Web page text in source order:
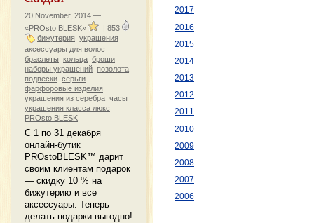
20 November, 2014 —
«PROsto BLESK»
| 853
бижутерия украшения
аксессуары для волос
браслеты кольца броши
наборы украшений позолота
подвески серьги
фарфоровые изделия
украшения из серебра часы
украшения класса люкс
PROsto BLESK
С 1 по 31 декабря
онлайн-бутик
PROstoBLESK™ дарит
своим клиентам подарок
— скидку 10 % на
бижутерию и все
аксессуары. Теперь
делать подарки выгодно!
2017
2016
2015
2014
2013
2012
2011
2010
2009
2008
2007
2006